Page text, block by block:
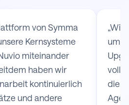
von Symma
Kernsysteme
miteinander
haben wir
kontinuierlich
und andere
„Wir
um
die